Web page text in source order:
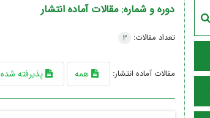
دوره و شماره:مقالات آماده انتشار
تعداد مقالات: 3
مقالات آماده انتشار: همه پذیرفته شده